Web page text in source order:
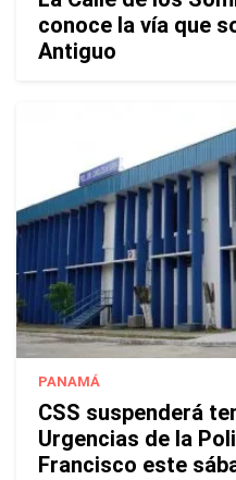
conoce la vía que
Antiguo
PANAMÁ
CSS suspenderá
Urgencias de la
Francisco este